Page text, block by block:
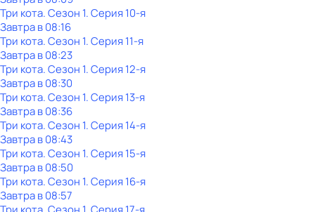
Три кота. Сезон 1. Серия 10-я
Завтра в 08:16
Три кота. Сезон 1. Серия 11-я
Завтра в 08:23
Три кота. Сезон 1. Серия 12-я
Завтра в 08:30
Три кота. Сезон 1. Серия 13-я
Завтра в 08:36
Три кота. Сезон 1. Серия 14-я
Завтра в 08:43
Три кота. Сезон 1. Серия 15-я
Завтра в 08:50
Три кота. Сезон 1. Серия 16-я
Завтра в 08:57